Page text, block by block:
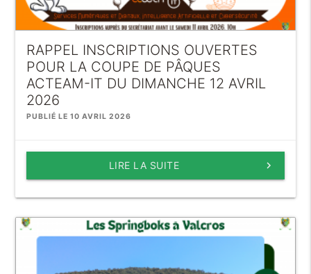
RAPPEL INSCRIPTIONS OUVERTES
POUR LA COUPE DE PÂQUES
ACTEAM-IT DU DIMANCHE 12 AVRIL
2026
PUBLIÉ LE 10 AVRIL 2026
keyboard_arrow_right
LIRE LA SUITE